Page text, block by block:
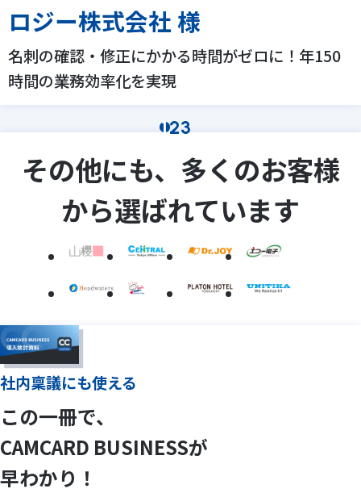
ロジー株式会社 様
名刺の確認・修正にかかる時間がゼロに！年150
時間の業務効率化を実現
123
その他にも、多くのお客様
から選ばれています
社内稟議にも使える
この一冊で、
CAMCARD BUSINESSが
早わかり！